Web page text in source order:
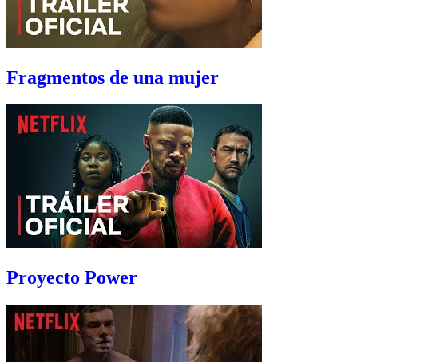
Fragmentos de una mujer
Proyecto Power